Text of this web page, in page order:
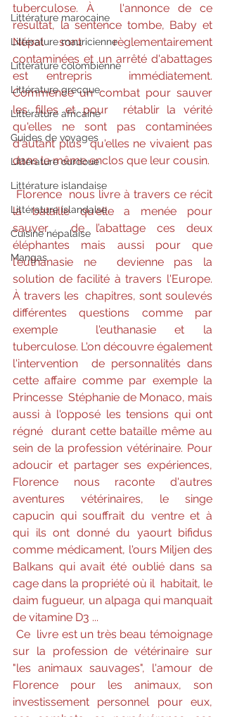
Littérature marocaine
Littérature mauricienne
Littérature colombienne
Littérature grecque
Littérature africaine
Guides de voyages
Littérature ourdoue
Littérature islandaise
Littérature islandaise
Cuisine népalaise
Mangas
tuberculose. À   l'annonce de ce
résultat, la sentence tombe, Baby et
Népal sont  règlementairement
contaminées et un arrêté d'abattages
est entrepris  immédiatement.
Commence un combat pour sauver
les filles et pour  rétablir la vérité
qu'elles ne sont pas contaminées
d'autant plus  qu'elles ne vivaient pas
dans le même enclos que leur cousin.
Florence  nous livre à travers ce récit
la bataille qu'elle a menée pour
sauver  de l’abattage ces deux
éléphantes mais aussi pour que
l'euthanasie ne  devienne pas la
solution de facilité à travers l'Europe.
À travers les  chapitres, sont soulevés
différentes questions comme par
exemple  l'euthanasie et la
tuberculose. L'on découvre également
l'intervention  de personnalités dans
cette affaire comme par exemple la
Princesse  Stéphanie de Monaco, mais
aussi à l'opposé les tensions qui ont
régné  durant cette bataille même au
sein de la profession vétérinaire. Pour
adoucir et partager ses expériences,
Florence nous raconte d'autres
aventures vétérinaires, le singe
capucin qui souffrait du ventre et à
qui ils ont donné du yaourt bifidus
comme médicament, l'ours Miljen des
Balkans qui avait été oublié dans sa
cage dans la propriété où il  habitait, le
daim fugueur, un alpaga qui manquait
de vitamine D3 ...
Ce  livre est un très beau témoignage
sur la profession de vétérinaire sur
"les animaux sauvages", l'amour de
Florence pour les animaux, son
investissement personnel pour eux,